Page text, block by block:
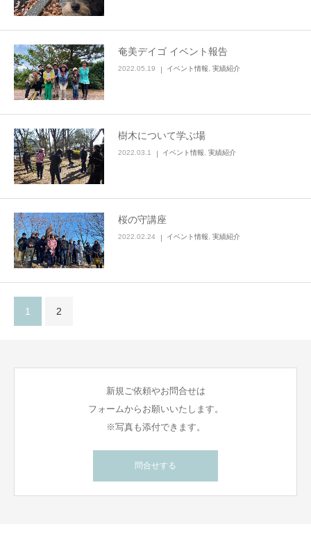
奄美デイゴ イベント報告
2022.05.19 イベント情報, 実績紹介
樹木について学ぶ場
2022.03.1 イベント情報 実績紹介
桜の守講座
2022.02.24 イベント情報 実績紹介
1 2
新規ご依頼やお問合せは
フォームからお願いいたします。
※写真も添付できます。
問合せする